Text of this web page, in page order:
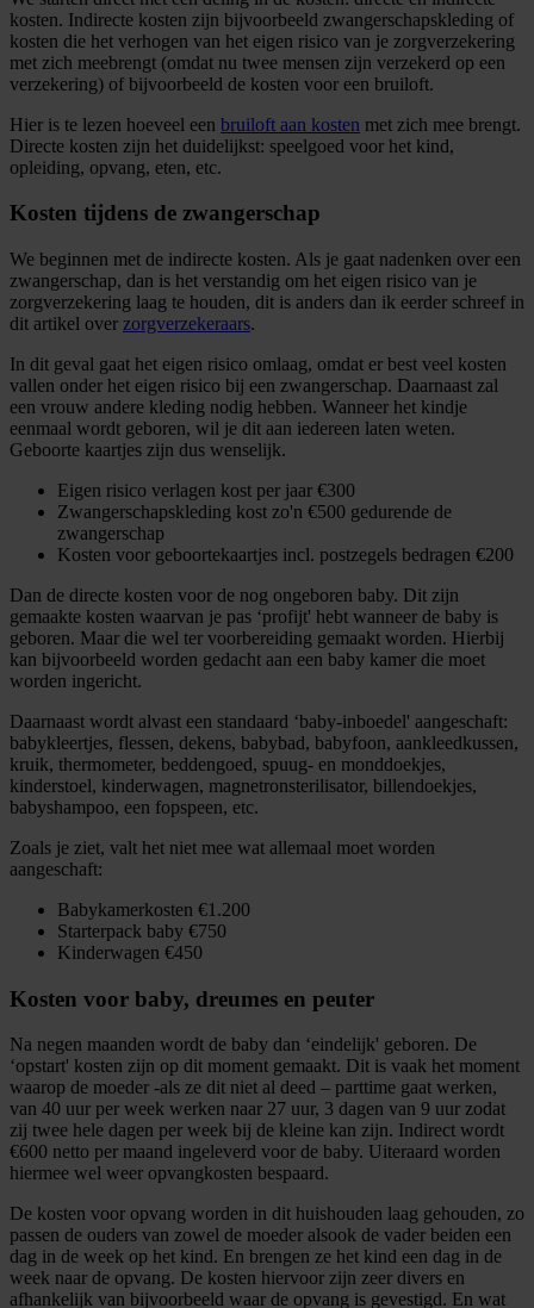
kosten. Indirecte kosten zijn bijvoorbeeld zwangerschapskleding of
kosten die het verhogen van het eigen risico van je zorgverzekering
met zich meebrengt (omdat nu twee mensen zijn verzekerd op een
verzekering) of bijvoorbeeld de kosten voor een bruiloft.
Hier is te lezen hoeveel een bruiloft aan kosten met zich mee brengt.
Directe kosten zijn het duidelijkst: speelgoed voor het kind,
opleiding, opvang, eten, etc.
Kosten tijdens de zwangerschap
We beginnen met de indirecte kosten. Als je gaat nadenken over een
zwangerschap, dan is het verstandig om het eigen risico van je
zorgverzekering laag te houden, dit is anders dan ik eerder schreef in
dit artikel over zorgverzekeraars.
In dit geval gaat het eigen risico omlaag, omdat er best veel kosten
vallen onder het eigen risico bij een zwangerschap. Daarnaast zal
een vrouw andere kleding nodig hebben. Wanneer het kindje
eenmaal wordt geboren, wil je dit aan iedereen laten weten.
Geboorte kaartjes zijn dus wenselijk.
Eigen risico verlagen kost per jaar €300
Zwangerschapskleding kost zo'n €500 gedurende de
zwangerschap
Kosten voor geboortekaartjes incl. postzegels bedragen €200
Dan de directe kosten voor de nog ongeboren baby. Dit zijn
gemaakte kosten waarvan je pas ‘profijt' hebt wanneer de baby is
geboren. Maar die wel ter voorbereiding gemaakt worden. Hierbij
kan bijvoorbeeld worden gedacht aan een baby kamer die moet
worden ingericht.
Daarnaast wordt alvast een standaard ‘baby-inboedel' aangeschaft:
babykleertjes, flessen, dekens, babybad, babyfoon, aankleedkussen,
kruik, thermometer, beddengoed, spuug- en monddoekjes,
kinderstoel, kinderwagen, magnetronsterilisator, billendoekjes,
babyshampoo, een fopspeen, etc.
Zoals je ziet, valt het niet mee wat allemaal moet worden
aangeschaft:
Babykamerkosten €1.200
Starterpack baby €750
Kinderwagen €450
Kosten voor baby, dreumes en peuter
Na negen maanden wordt de baby dan ‘eindelijk' geboren. De
‘opstart' kosten zijn op dit moment gemaakt. Dit is vaak het moment
waarop de moeder -als ze dit niet al deed – parttime gaat werken,
van 40 uur per week werken naar 27 uur, 3 dagen van 9 uur zodat
zij twee hele dagen per week bij de kleine kan zijn. Indirect wordt
€600 netto per maand ingeleverd voor de baby. Uiteraard worden
hiermee wel weer opvangkosten bespaard.
De kosten voor opvang worden in dit huishouden laag gehouden, zo
passen de ouders van zowel de moeder alsook de vader beiden een
dag in de week op het kind. En brengen ze het kind een dag in de
week naar de opvang. De kosten hiervoor zijn zeer divers en
afhankelijk van bijvoorbeeld waar de opvang is gevestigd. En wat